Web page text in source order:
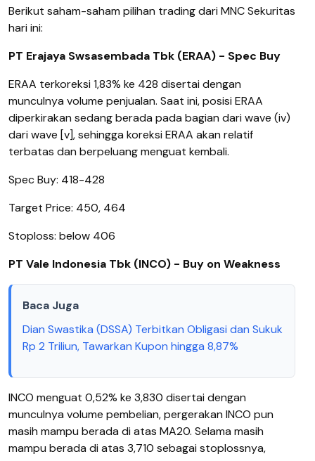
Berikut saham-saham pilihan trading dari MNC Sekuritas
hari ini:
PT Erajaya Swsasembada Tbk (ERAA) - Spec Buy
ERAA terkoreksi 1,83% ke 428 disertai dengan
munculnya volume penjualan. Saat ini, posisi ERAA
diperkirakan sedang berada pada bagian dari wave (iv)
dari wave [v], sehingga koreksi ERAA akan relatif
terbatas dan berpeluang menguat kembali.
Spec Buy: 418-428
Target Price: 450, 464
Stoploss: below 406
PT Vale Indonesia Tbk (INCO) - Buy on Weakness
Baca Juga
Dian Swastika (DSSA) Terbitkan Obligasi dan Sukuk
Rp 2 Triliun, Tawarkan Kupon hingga 8,87%
INCO menguat 0,52% ke 3,830 disertai dengan
munculnya volume pembelian, pergerakan INCO pun
masih mampu berada di atas MA20. Selama masih
mampu berada di atas 3,710 sebagai stoplossnya,